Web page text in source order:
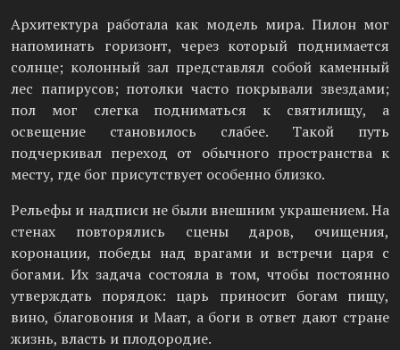
Архитектура работала как модель мира. Пилон мог
напоминать горизонт, через который поднимается
солнце; колонный зал представлял собой каменный
лес папирусов; потолки часто покрывали звездами;
пол мог слегка подниматься к святилищу, а
освещение становилось слабее. Такой путь
подчеркивал переход от обычного пространства к
месту, где бог присутствует особенно близко.
Рельефы и надписи не были внешним украшением. На
стенах повторялись сцены даров, очищения,
коронации, победы над врагами и встречи царя с
богами. Их задача состояла в том, чтобы постоянно
утверждать порядок: царь приносит богам пищу,
вино, благовония и Маат, а боги в ответ дают стране
жизнь, власть и плодородие.